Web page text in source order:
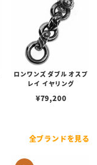
ロンワンズ ダブル オスプ
レイ イヤリング
¥79,200
全ブランドを見る